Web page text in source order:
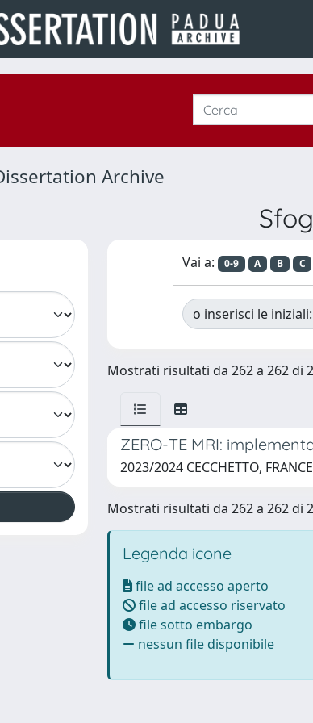
Archive
Vai a: 0-9 A B C
o inserisci le iniziali:
Mostrati risultati da 262 a 262 di
ZERO-TE MRI:
2023/2024 CECCHETTO,
Mostrati risultati da 262 a 262 di
Legenda icone
file ad accesso aperto
file ad accesso riservato
file sotto embargo
nessun file disponibile